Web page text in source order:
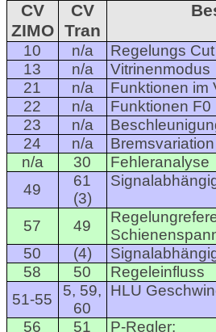
CV
ZIMO
CV
Tran
10 n/a
Regelungs
13
n/a
Vitrinenmodus
21
n/a
Funktionen im
22
n/a
Funktionen F0
23
n/a
24
n/a
Bremsvariation
n/a
30
Fehleranalyse
49
61
(3)
57 49
50
(4)
58
50
Regeleinfluss
51-55
5, 59,
60
HLU
56 51
P-Regler: